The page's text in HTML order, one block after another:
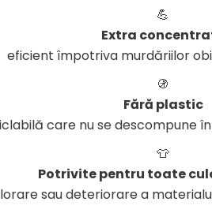
💪
Extra
eficient împotriva murdăriilor
🚯
Fără plastic
care nu se descompune
👕
Potrivite pentru toate
sau deteriorare a